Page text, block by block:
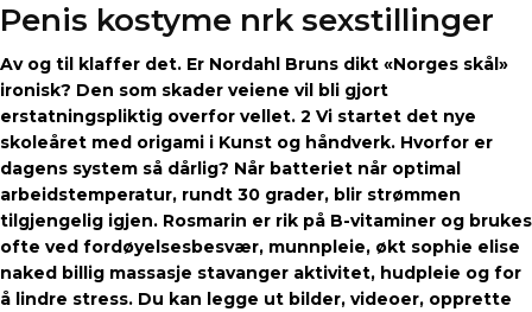
Penis kostyme nrk sexstillinger
Av og til klaffer det. Er Nordahl Bruns dikt «Norges skål»
ironisk? Den som skader veiene vil bli gjort
erstatningspliktig overfor vellet. 2 Vi startet det nye
skoleåret med origami i Kunst og håndverk. Hvorfor er
dagens system så dårlig? Når batteriet når optimal
arbeidstemperatur, rundt 30 grader, blir strømmen
tilgjengelig igjen. Rosmarin er rik på B-vitaminer og brukes
ofte ved fordøyelsesbesvær, munnpleie, økt sophie elise
naked billig massasje stavanger aktivitet, hudpleie og for
å lindre stress. Du kan legge ut bilder, videoer, opprette